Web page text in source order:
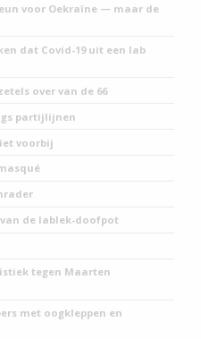
voor Oekraïne — maar de
dat Covid-19 uit een lab
over van de 66
partijlijnen
voorbij
de lablek-doofpot
tegen Maarten
met oogkleppen en